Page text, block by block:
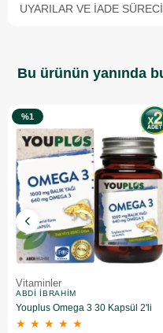
UYARILAR VE İADE SÜRECI
Bu ürünün yanında
Vitaminler
ABDI İBRAHIM
Youplus Omega 3 30 Kapsül 2'li
★ ★ ★ ★ ★
%1